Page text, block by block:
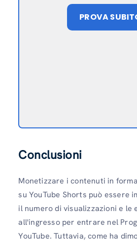
PROVA
Conclusioni
Monetizzare i contenuti in
su YouTube Shorts può essere
il numero di visualizzazioni e le
all'ingresso per entrare nel
YouTube. Tuttavia, come ha